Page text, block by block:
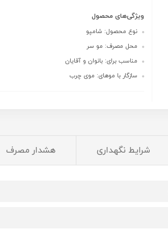
ویژگی‌های محصول
نوع محصول: شامپو
محل مصرف: مو سر
مناسب برای: بانوان و آقایان
سازگار با موهای: موی چرب
شرایط نگهداری هشدار مصرف